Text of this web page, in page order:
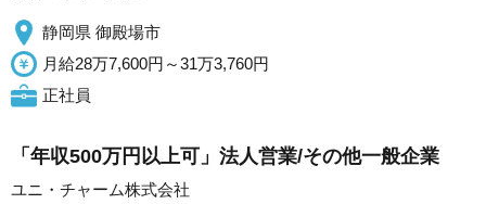
静岡県 御殿場市
月給28万7,600円～31万3,760円
正社員
「年収500万円以上可」法人営業/その他一般企業
ユニ・チャーム株式会社